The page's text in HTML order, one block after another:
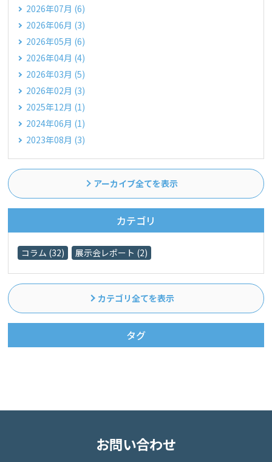
2026年07月 (6)
2026年06月 (3)
2026年05月 (6)
2026年04月 (4)
2026年03月 (5)
2026年02月 (3)
2025年12月 (1)
2024年06月 (1)
2023年08月 (3)
アーカイブ全てを表示
カテゴリ
コラム (32) 展示会レポート (2)
カテゴリ全てを表示
タグ
お問い合わせ